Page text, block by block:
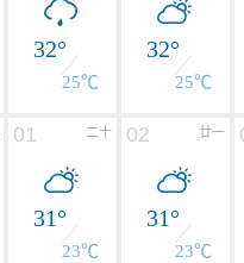
32°
25℃
32°
25℃
二十
01
31°
23℃
廿一
02
31°
23℃